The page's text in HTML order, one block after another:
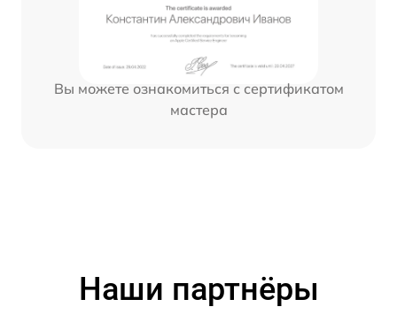
Вы можете ознакомиться с сертификатом
мастера
Наши партнёры